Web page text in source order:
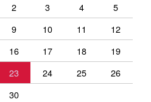
2 3 4
5
9 10 11
12
16 17 18
19
23 24 25
26
30